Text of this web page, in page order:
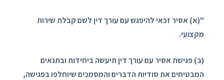
"(א) אסיר זכאי להיפגש עם עורך דין לשם קבלת שירות
מקצועי.
(ב) פגישת אסיר עם עורך דין תיעשה ביחידות ובתנאים
המבטיחים את סודיות הדברים והמסמכים שיוחלפו בפגישה,